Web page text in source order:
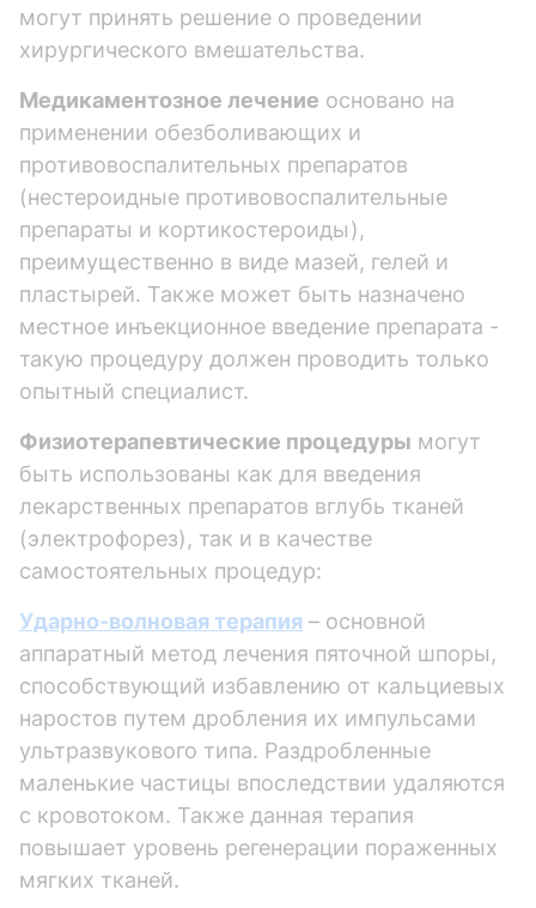
могут принять решение о проведении
хирургического вмешательства.
Медикаментозное лечение основано на
применении обезболивающих и
противовоспалительных препаратов
(нестероидные противовоспалительные
препараты и кортикостероиды),
преимущественно в виде мазей, гелей и
пластырей. Также может быть назначено
местное инъекционное введение препарата -
такую процедуру должен проводить только
опытный специалист.
Физиотерапевтические процедуры могут
быть использованы как для введения
лекарственных препаратов вглубь тканей
(электрофорез), так и в качестве
самостоятельных процедур:
Ударно-волновая терапия – основной
аппаратный метод лечения пяточной шпоры,
способствующий избавлению от кальциевых
наростов путем дробления их импульсами
ультразвукового типа. Раздробленные
маленькие частицы впоследствии удаляются
с кровотоком. Также данная терапия
повышает уровень регенерации пораженных
мягких тканей.